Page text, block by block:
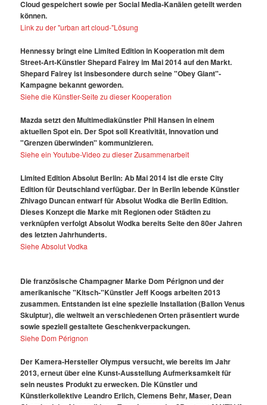
Cloud gespeichert sowie per Social Media-Kanälen geteilt werden
können.
Link zu der "urban art cloud-"Lösung
Hennessy bringt eine Limited Edition in Kooperation mit dem
Street-Art-Künstler Shepard Fairey im Mai 2014 auf den Markt.
Shepard Fairey ist insbesondere durch seine "Obey Giant"-
Kampagne bekannt geworden.
Siehe die Künstler-Seite zu dieser Kooperation
Mazda setzt den Multimediakünstler Phil Hansen in einem
aktuellen Spot ein. Der Spot soll Kreativität, Innovation und
"Grenzen überwinden" kommunizieren.
Siehe ein Youtube-Video zu dieser Zusammenarbeit
Limited Edition Absolut Berlin: Ab Mai 2014 ist die erste City
Edition für Deutschland verfügbar. Der in Berlin lebende Künstler
Zhivago Duncan entwarf für Absolut Wodka die Berlin Edition.
Dieses Konzept die Marke mit Regionen oder Städten zu
verknüpfen verfolgt Absolut Wodka bereits Seite den 80er Jahren
des letzten Jahrhunderts.
Siehe Absolut Vodka
Die französische Champagner Marke Dom Pérignon und der
amerikanische "Kitsch-"Künstler Jeff Koogs arbeiten 2013
zusammen. Entstanden ist eine spezielle Installation (Ballon Venus
Skulptur), die weltweit an verschiedenen Orten präsentiert wurde
sowie speziell gestaltete Geschenkverpackungen.
Siehe Dom Pérignon
Der Kamera-Hersteller Olympus versucht, wie bereits im Jahr
2013, erneut über eine Kunst-Ausstellung Aufmerksamkeit für
sein neustes Produkt zu erwecken. Die Künstler und
Künstlerkollektive Leandro Erlich, Clemens Behr, Maser, Dean